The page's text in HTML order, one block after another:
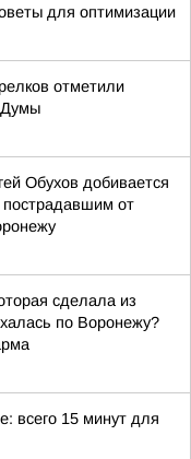
для оптимизации
отметили
Думы
Обухов добивается
от
сделала из
по Воронежу?
всего 15 минут для